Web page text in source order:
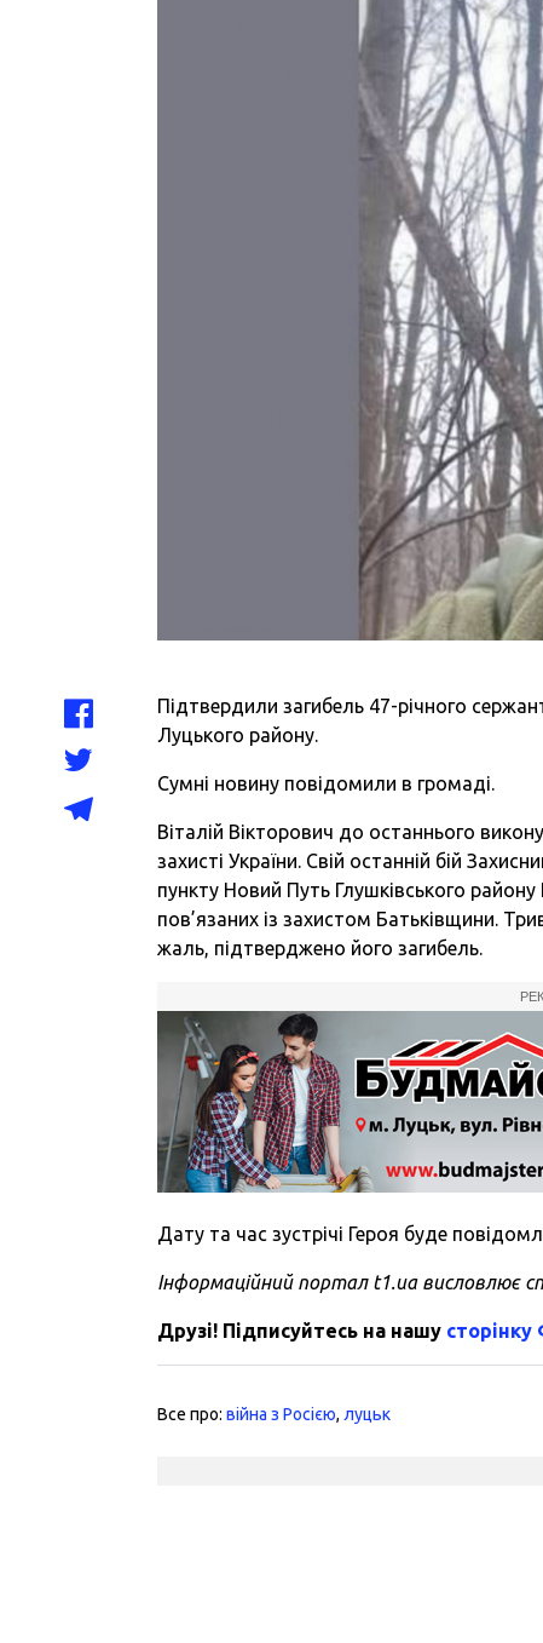
Підтвердили загибель 47-річного
Луцького району.
Сумні новину повідомили в громаді.
Віталій Вікторович до останнього
захисті України. Свій останній бій
пункту Новий Путь Глушківського
пов’язаних із захистом Батьківщини.
жаль, підтверджено його загибель.
Дату та час зустрічі Героя буде
Інформаційний портал t1.ua висловлює
Друзі! Підписуйтесь на нашу сторінку
Все про:війна з Росією, луцьк